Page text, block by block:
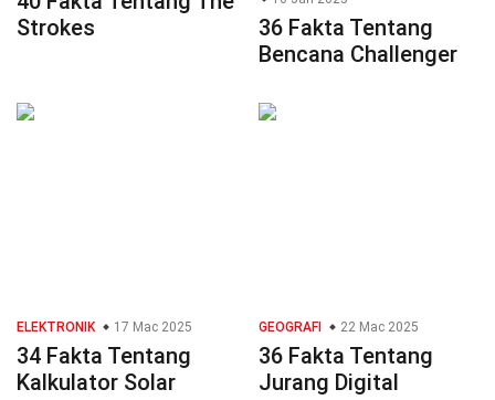
Strokes
36 Fakta Tentang
Bencana Challenger
ELEKTRONIK 17 Mac 2025
34 Fakta Tentang
Kalkulator Solar
GEOGRAFI 22 Mac 2025
36 Fakta Tentang
Jurang Digital